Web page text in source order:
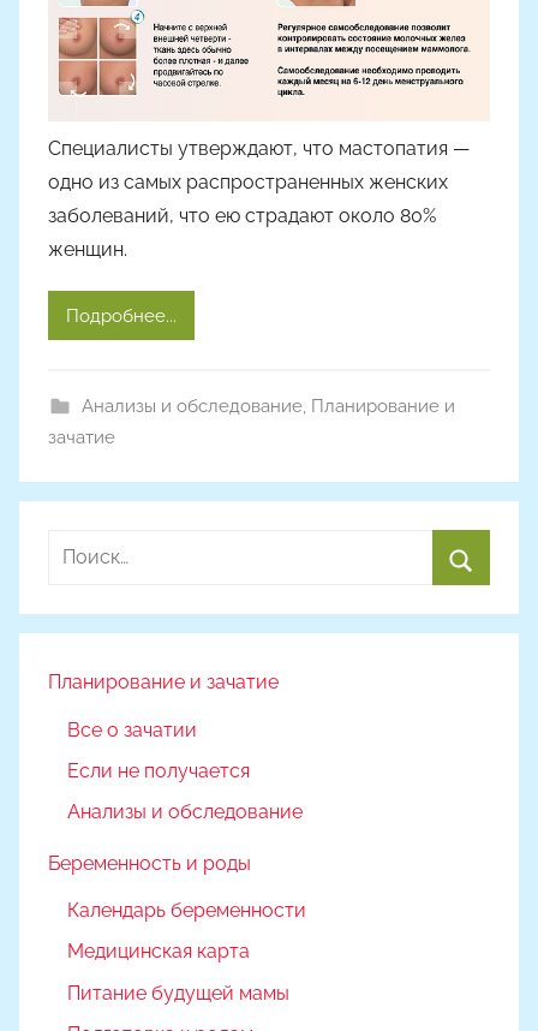
Специалисты утверждают, что мастопатия —
одно из самых распространенных женских
заболеваний, что ею страдают около 80%
женщин.
Подробнее...
Анализы и обследование, Планирование и
зачатие
Найти:
Планирование и зачатие
Все о зачатии
Если не получается
Анализы и обследование
Беременность и роды
Календарь беременности
Медицинская карта
Питание будущей мамы